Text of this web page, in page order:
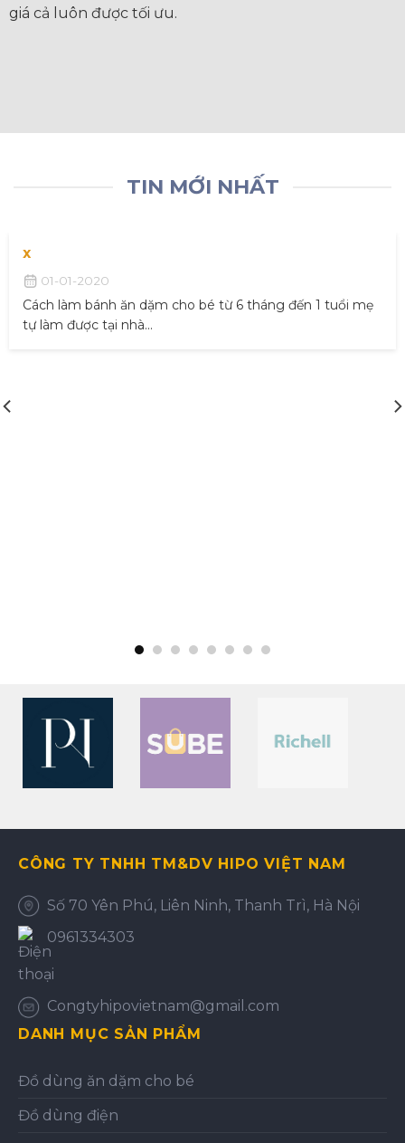
giá cả luôn được tối ưu.
TIN MỚI NHẤT
x
01-01-2020
Cách làm bánh ăn dặm cho bé từ 6 tháng đến 1 tuổi mẹ
tự làm được tại nhà...
CÔNG TY TNHH TM&DV HIPO VIỆT NAM
Số 70 Yên Phú, Liên Ninh, Thanh Trì, Hà Nội
0961334303
Congtyhipovietnam@gmail.com
DANH MỤC SẢN PHẨM
Đồ dùng ăn dặm cho bé
Đồ dùng điện